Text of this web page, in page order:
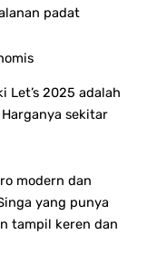
padat
Let’s 2025 adalah
Harganya sekitar
modern dan
yang punya
tampil keren dan